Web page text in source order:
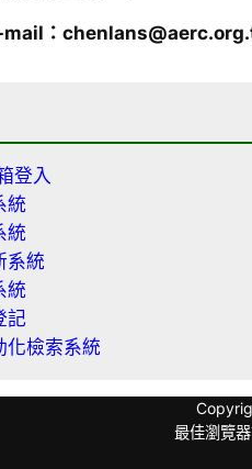
mail：
登入
統
統
系統
統
記
化檢索系統
最佳瀏覽